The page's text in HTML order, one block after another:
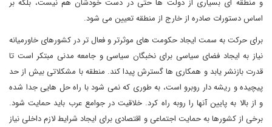
اساس دستورات صادره از خارج از منطقه تعیین می شود.
برای حرکت به سمت ایجاد حکومت های موثرتر و فعال تر در کشورهای خاورمیانه
نیاز به ایجاد فضای سیاسی برای نخبگان سیاسی و جامعه مدنی مبتکر است تا
قدرت بازنشر یابد و همکاری ها گسترش پیدا کند. منطقه با مشکلاتی بیش از حد
پیچیده و ریشه دار روبرو است، به طوری که نمی شود با راه حل هایی جدا شده
و از بالا به پایین آنها را روبه راه کرد. خلاقیت در جوامع عرب باید حمایت شود.
برخی از کشورها به حمایت اجتماعی و اقتصادی برای ایجاد شرایط لازم داخلی نیاز